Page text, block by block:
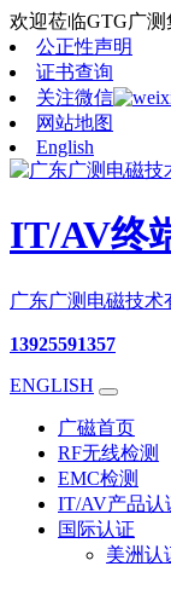
欢迎莅临GTG广测
公正性声明
证书查询
关注微信
网站地图
English
IT/AV终
广东广测电磁技术
13925591357
ENGLISH
广磁首页
RF无线检测
EMC检测
IT/AV产品认
国际认证
美洲认